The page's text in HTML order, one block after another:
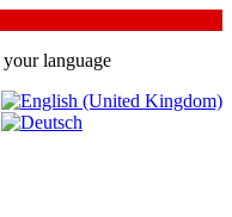
your language